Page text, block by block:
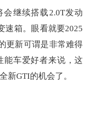
继续搭载2.0T发动
速箱。眼看就要2025
更新可谓是非常难得
能车爱好者来说，这
新GTI的机会了。